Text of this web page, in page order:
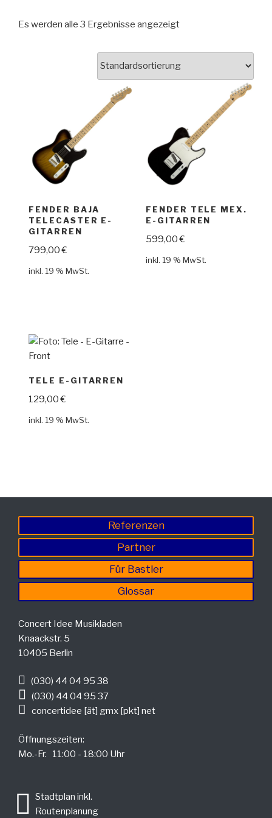
Es werden alle 3 Ergebnisse angezeigt
FENDER BAJA
TELECASTER E-
GITARREN
799,00€
inkl. 19 % MwSt.
FENDER TELE MEX.
E-GITARREN
599,00€
inkl. 19 % MwSt.
TELE E-GITARREN
129,00€
inkl. 19 % MwSt.
Referenzen
Partner
Für Bastler
Glossar
Concert Idee Musikladen
Knaackstr. 5
10405 Berlin
(030) 44 04 95 38
(030) 44 04 95 37
concertidee [ät] gmx [pkt] net
Öffnungszeiten:
Mo.-Fr. 11:00 - 18:00 Uhr
Stadtplan inkl.
Routenplanung